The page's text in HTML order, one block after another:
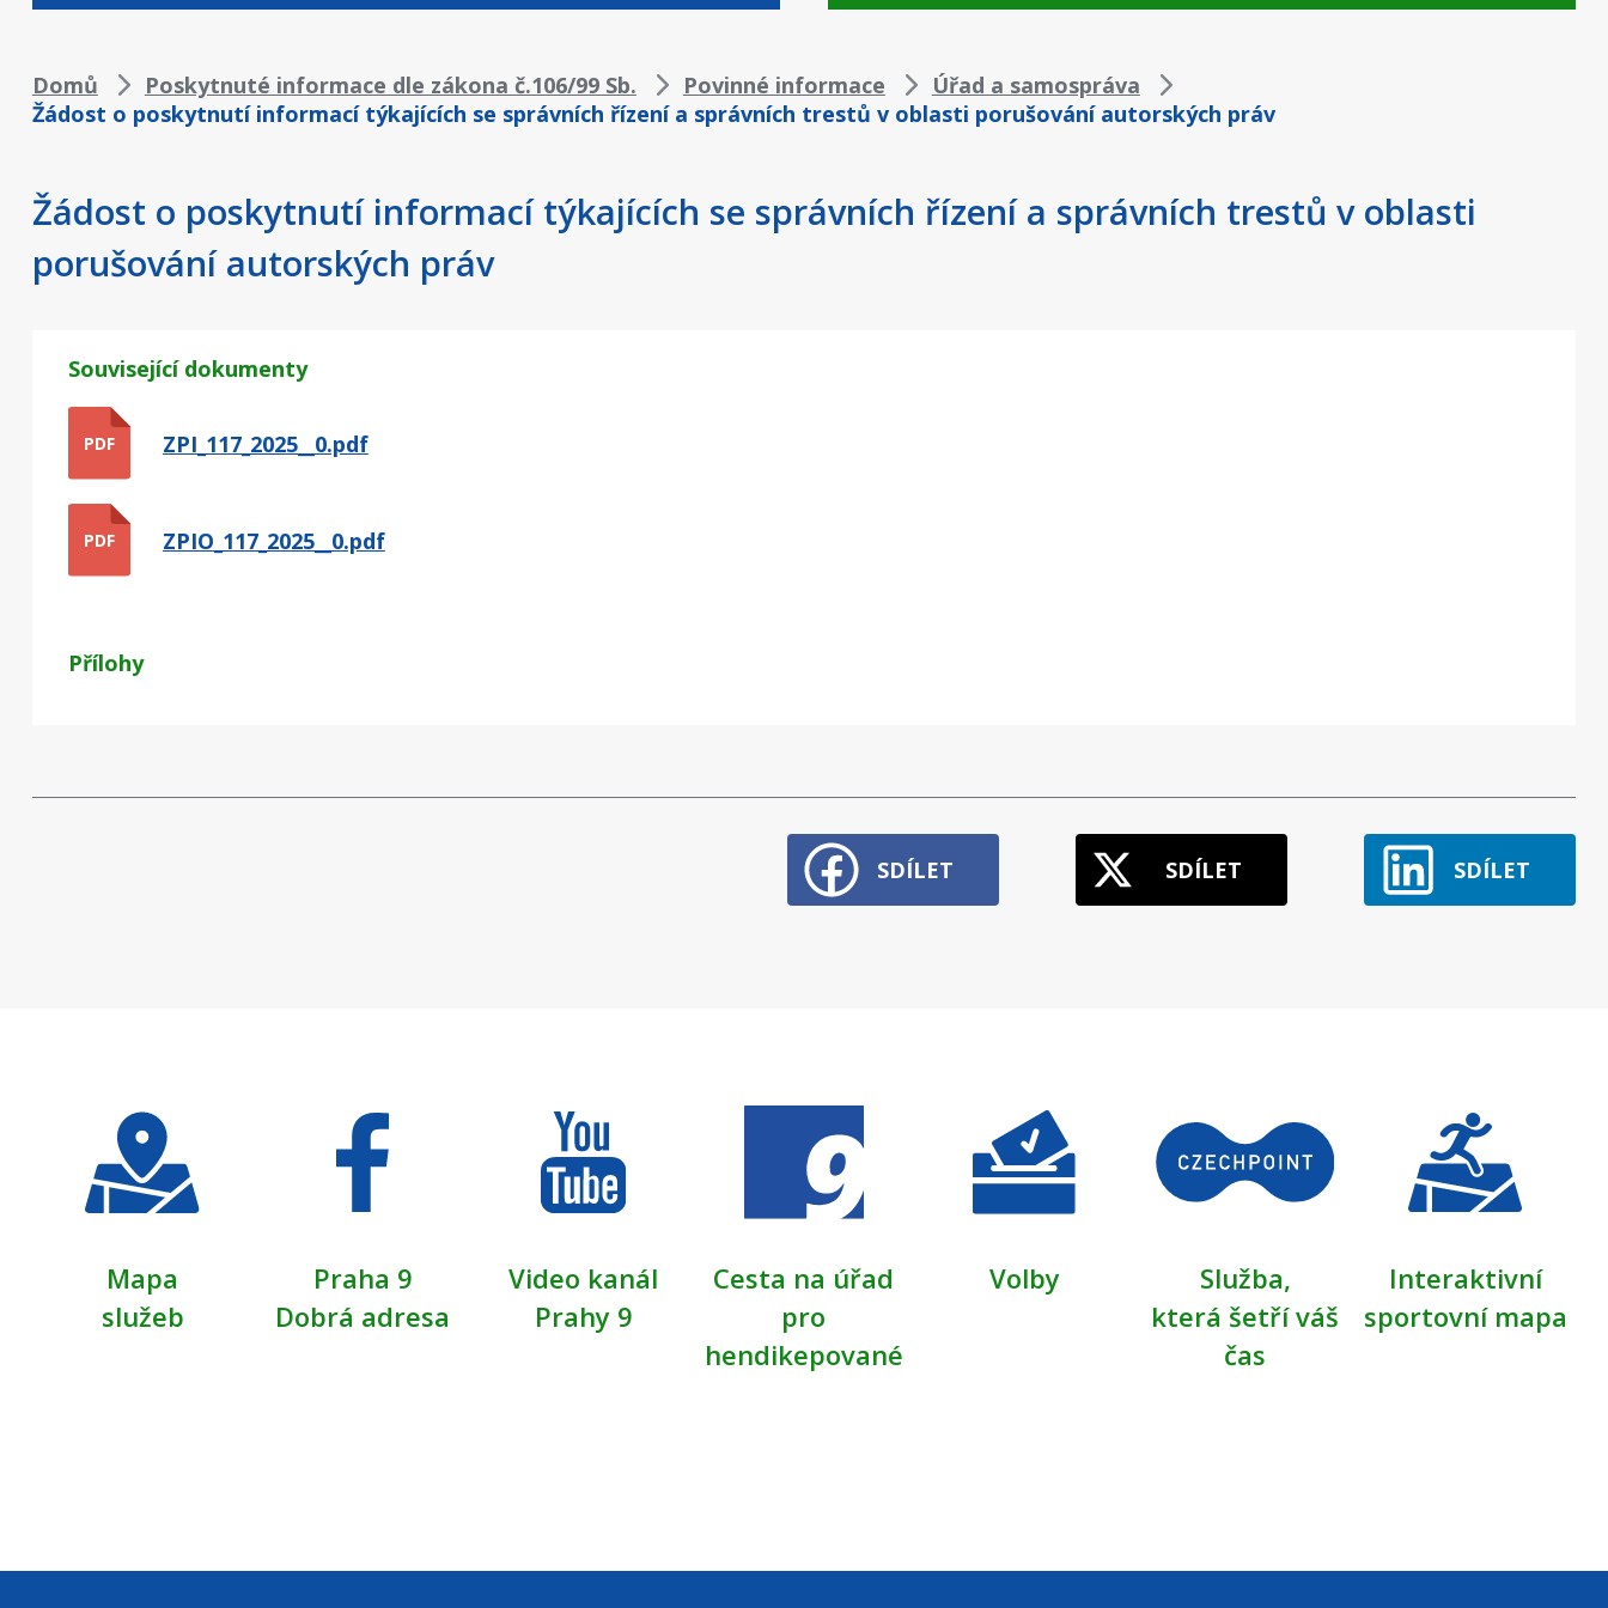
Drobečková
navigace
Domů Poskytnuté informace dle zákona č.106/99 Sb. Povinné informace
Úřad a samospráva
Žádost o poskytnutí informací týkajících se správních řízení a správních trestů v oblasti porušování autorských práv
Žádost o poskytnutí informací týkajících se správních řízení a správních trestů v oblasti
porušování autorských práv
Související dokumenty
PDF ZPI_117_2025__0.pdf
PDF ZPIO_117_2025__0.pdf
Přílohy
SDÍLET SDÍLET SDÍLET
Mapa
služeb
Praha 9
Dobrá adresa
Video kanál
Prahy 9
Cesta na úřad
pro
hendikepované
Volby
Služba,
která šetří váš
čas
Interaktivní
sportovní mapa